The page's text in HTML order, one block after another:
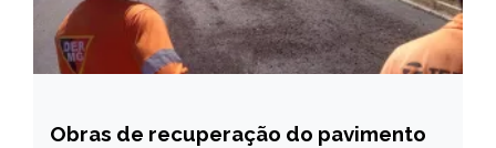
CAPELINHA
Obras de recuperação do pavimento